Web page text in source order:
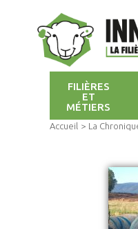
FILIÈRES
ET
MÉTIERS
Accueil > La